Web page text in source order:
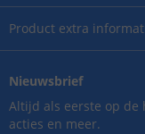
Product extra
Nieuwsbrief
Altijd als eerste op de
acties en meer.